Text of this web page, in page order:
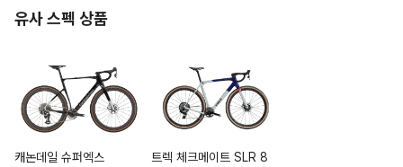
유사 스펙 상품
캐논데일 슈퍼엑스
트렉 체크메이트 SLR 8